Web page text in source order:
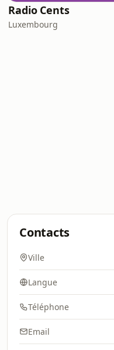
Radio Cents
Luxembourg
Contacts
Ville
Langue
Téléphone
Email